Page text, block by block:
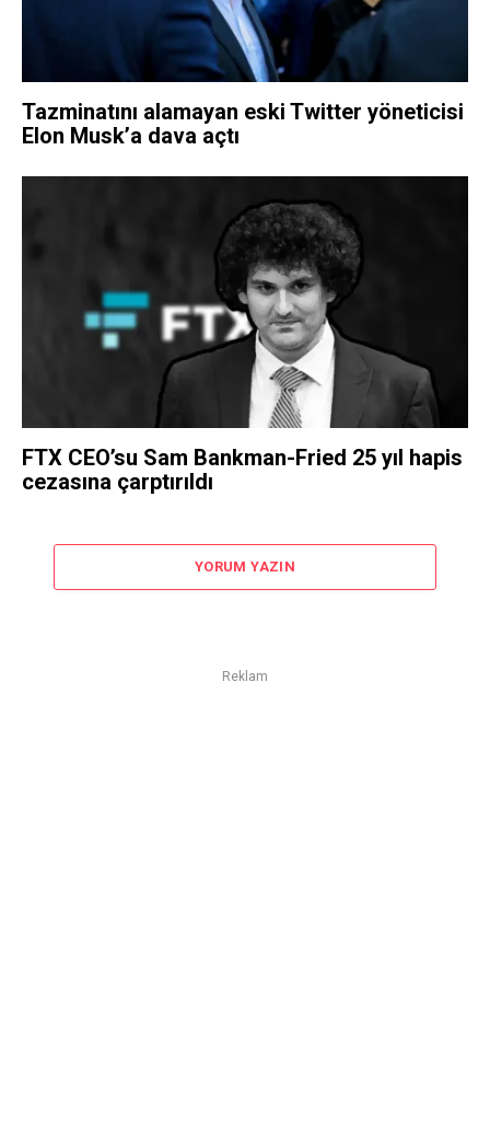
Tazminatını alamayan eski Twitter yöneticisi
Elon Musk’a dava açtı
FTX CEO’su Sam Bankman-Fried 25 yıl hapis
cezasına çarptırıldı
YORUM YAZIN
Reklam